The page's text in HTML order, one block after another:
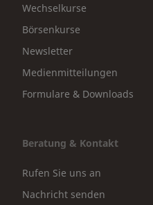
Wechselkurse
Börsenkurse
Newsletter
Medienmitteilungen
Formulare & Downloads
Beratung & Kontakt
Rufen Sie uns an
Nachricht senden